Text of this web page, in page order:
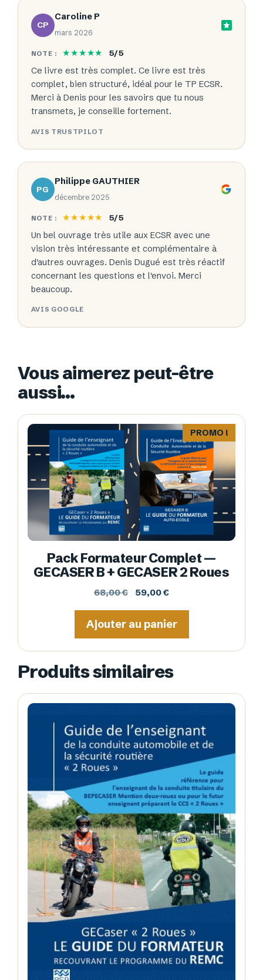
CP
Caroline P
mars 2026
NOTE : ★★★★★ 5/5
Ce livre est très complet. Ce livre est très
complet, bien structuré, idéal pour le TP ECSR.
Merci à Denis pour les savoirs que tu nous
transmets, je conseille fortement.
AVIS TRUSTPILOT
PG
Philippe GAUTHIER
décembre 2025
NOTE : ★★★★★ 5/5
Un bel ouvrage très utile aux ECSR avec une
vision très intéressante et complémentaire à
d'autres ouvrages. Denis Dugué est très réactif
concernant les questions et l'envoi. Merci
beaucoup.
AVIS GOOGLE
Vous aimerez peut-être
aussi…
PROMO !
Pack Formateur Complet —
GECASER B + GECASER 2 Roues
68,00€
Le
initial
68,00 €.
59,00€Le
actuel
59,00 €.
Ajouter au panier
Produits similaires